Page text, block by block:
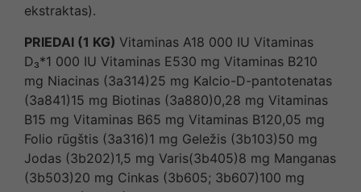
ekstraktas).
PRIEDAI (1 KG) Vitaminas A18 000 IU Vitaminas
D₃*1 000 IU Vitaminas E530 mg Vitaminas B210
mg Niacinas (3a314)25 mg Kalcio-D-pantotenatas
(3a841)15 mg Biotinas (3a880)0,28 mg Vitaminas
B15 mg Vitaminas B65 mg Vitaminas B120,05 mg
Folio rūgštis (3a316)1 mg Geležis (3b103)50 mg
Jodas (3b202)1,5 mg Varis(3b405)8 mg Manganas
(3b503)20 mg Cinkas (3b605; 3b607)100 mg